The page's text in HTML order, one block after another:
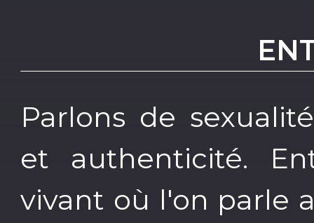
Parlons de
et authenticité.
vivant où l'on parle